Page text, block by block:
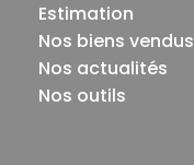
Estimation
Nos biens vendus
Nos actualités
Nos outils